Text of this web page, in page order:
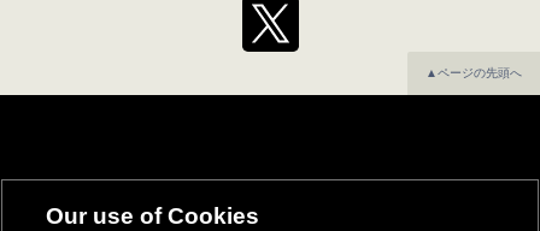
▲ページの先頭へ
Our use of Cookies